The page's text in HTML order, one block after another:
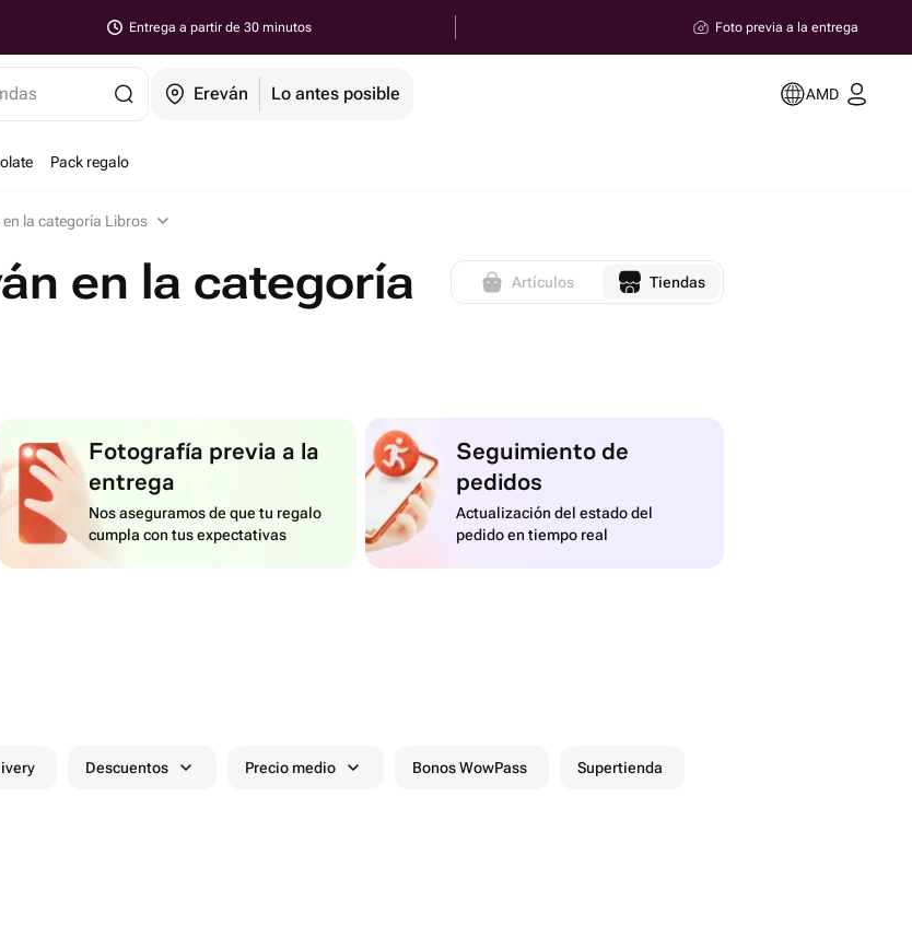
Entrega a partir de 30 minutos Foto previa a la entrega
Ereván Lo antes posible AMD
Pack regalo
en la categoría Libros
en la categoría
Artículos Tiendas
Fotografía previa a la
entrega
Nos aseguramos de que tu regalo
cumpla con tus expectativas
Seguimiento de
pedidos
Actualización del estado del
pedido en tiempo real
Descuentos Precio medio Bonos WowPass Supertienda